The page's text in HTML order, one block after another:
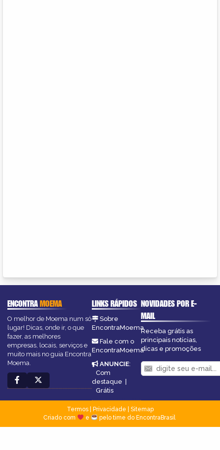
ENCONTRAMOEMA
O melhor de Moema num só
lugar! Dicas, onde ir, o que
fazer, as melhores
empresas, locais, serviços e
muito mais no guia Encontra
Moema.
LINKS RÁPIDOS
Sobre
EncontraMoema
Fale com o
EncontraMoema
ANUNCIE:
Com
destaque |
Grátis
NOVIDADES POR E-
MAIL
Receba grátis as
principais notícias,
dicas e promoções
Termos| Privacidade
Sitemap
Criado com
e pelo time do EncontraBrasil